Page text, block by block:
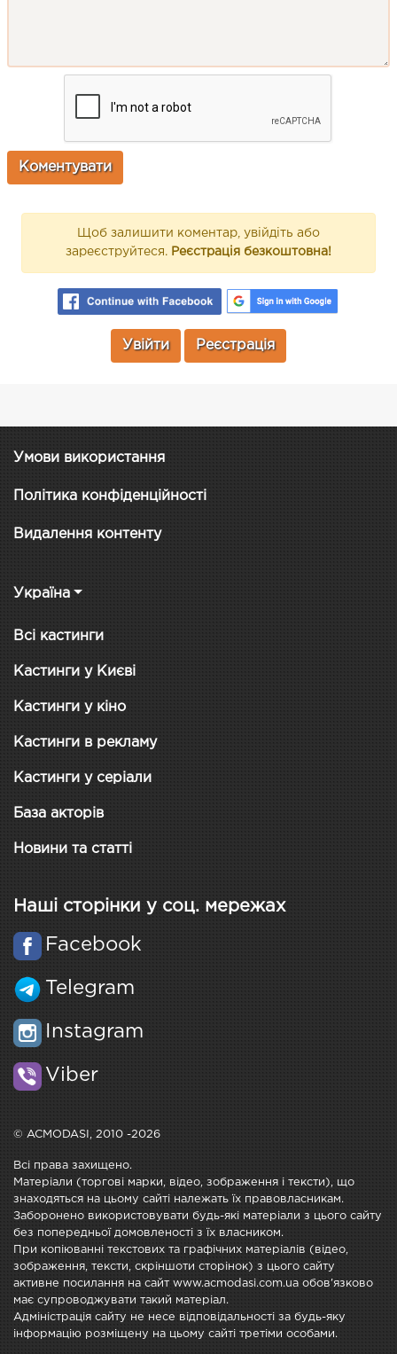
Щоб залишити коментар, увійдіть або
зареєструйтеся. Реєстрація безкоштовна!
Увійти Реєстрація
Умови використання
Політика конфіденційності
Видалення контенту
Україна
Всі кастинги
Кастинги у Києві
Кастинги у кіно
Кастинги в рекламу
Кастинги у серіали
База акторів
Новини та статті
Наші сторінки у соц. мережах
Facebook
Telegram
Instagram
Viber
© ACMODASI, 2010 -2026
Всі права захищено.
Матеріали (торгові марки, відео, зображення і тексти), що
знаходяться на цьому сайті належать їх правовласникам.
Заборонено використовувати будь-які матеріали з цього сайту
без попередньої домовленості з їх власником.
При копіюванні текстових та графічних матеріалів (відео,
зображення, тексти, скріншоти сторінок) з цього сайту
активне посилання на сайт www.acmodasi.com.ua обов'язково
має супроводжувати такий матеріал.
Адміністрація сайту не несе відповідальності за будь-яку
інформацію розміщену на цьому сайті третіми особами.